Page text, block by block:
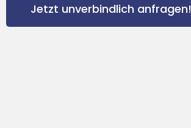
Jetzt unverbindlich anfragen!